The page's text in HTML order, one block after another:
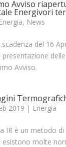
Avviso
Energivori
Energia, News
scadenza del 16
Avviso.
2019 | Energia
IR è un metodo di
esistono molte